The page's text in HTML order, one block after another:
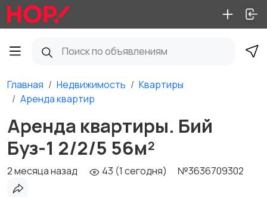
Главная Недвижимость
Квартиры
Аренда квартир
Аренда квартиры. Бий
Буз-1 2/2/5 56м²
2 месяца назад 43 (1 сегодня) №3636709302